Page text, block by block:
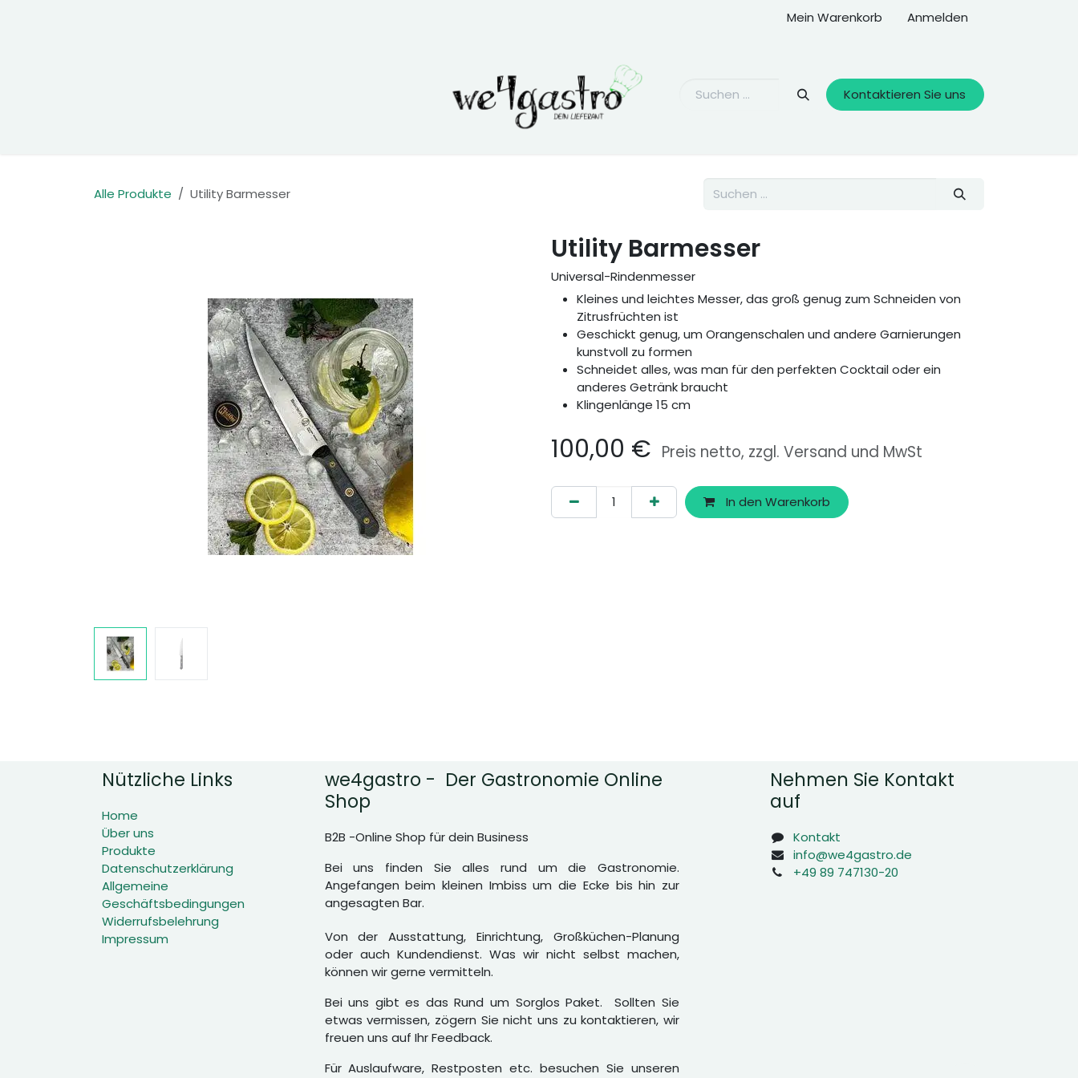
Mein Warenkorb Anmelden
Kontaktieren Sie uns
Alle Produkte Utility Barmesser
Utility Barmesser
Universal-Rindenmesser
Kleines und leichtes Messer, das groß genug zum Schneiden von
Zitrusfrüchten ist
Geschickt genug, um Orangenschalen und andere Garnierungen
kunstvoll zu formen
Schneidet alles, was man für den perfekten Cocktail oder ein
anderes Getränk braucht
Klingenlänge 15 cm
100,00 € Preis netto, zzgl. Versand und MwSt
In den Warenkorb
Nützliche Links
Home
Über uns
Produkte
Datenschutzerklärung
Allgemeine
Geschäftsbedingungen
Widerrufsbelehrung
Impressum
we4gastro - Der Gastronomie Online
Shop
B2B -Online Shop für dein Business
Bei uns finden Sie alles rund um die Gastronomie.
Angefangen beim kleinen Imbiss um die Ecke bis hin zur
angesagten Bar.
Von der Ausstattung, Einrichtung, Großküchen-Planung
oder auch Kundendienst. Was wir nicht selbst machen,
können wir gerne vermitteln.
Bei uns gibt es das Rund um Sorglos Paket. Sollten Sie
etwas vermissen, zögern Sie nicht uns zu kontaktieren, wir
freuen uns auf Ihr Feedback.
Für Auslaufware, Restposten etc. besuchen Sie unseren
Nehmen Sie Kontakt
auf
Kontakt
info@we4gastro.de
+49 89 747130-20